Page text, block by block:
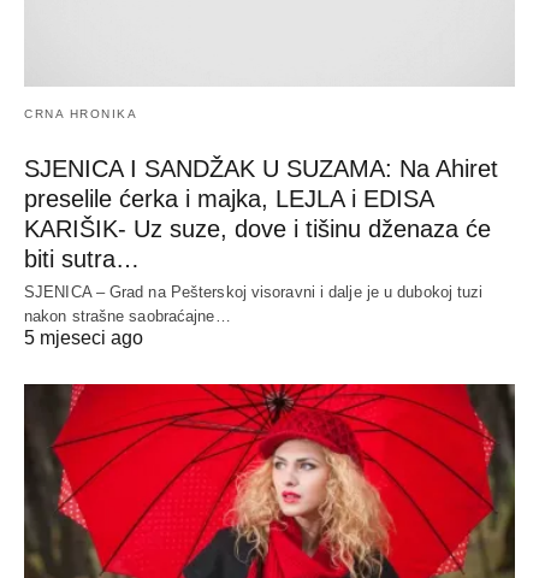
CRNA HRONIKA
SJENICA I SANDŽAK U SUZAMA: Na Ahiret
preselile ćerka i majka, LEJLA i EDISA
KARIŠIK- Uz suze, dove i tišinu dženaza će
biti sutra…
SJENICA – Grad na Pešterskoj visoravni i dalje je u dubokoj tuzi
nakon strašne saobraćajne…
5 mjeseci ago